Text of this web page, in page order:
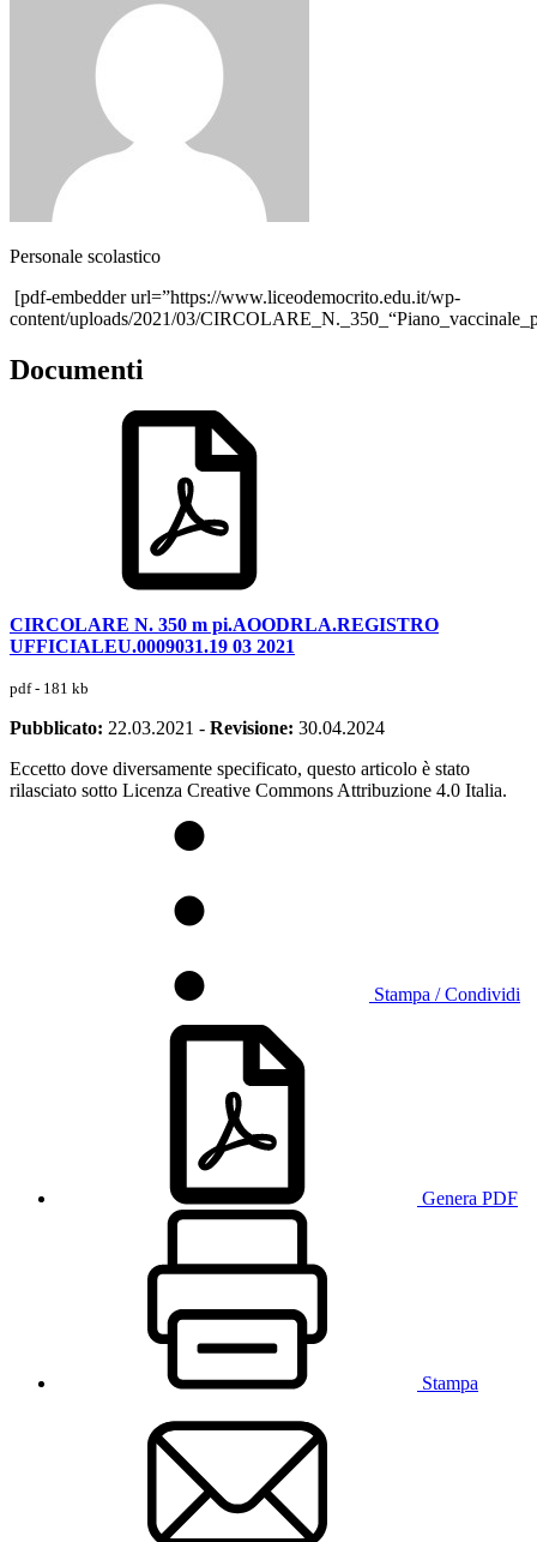
Personale scolastico
[pdf-embedder url=”https://www.liceodemocrito.edu.it/wp-
content/uploads/2021/03/
Documenti
CIRCOLARE N. 350 m pi.AOODRLA.REGISTRO
UFFICIALEU.0009031.19 03 2021
pdf - 181 kb
Pubblicato: 22.03.2021 - Revisione: 30.04.2024
Eccetto dove diversamente specificato, questo articolo è stato
rilasciato sotto Licenza Creative Commons Attribuzione 4.0 Italia.
Stampa / Condividi
Genera PDF
Stampa